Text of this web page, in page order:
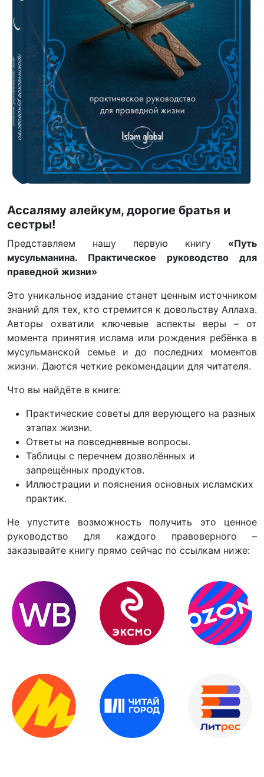
Ассаляму алейкум, дорогие братья и
сестры!
Представляем нашу первую книгу «Путь
мусульманина. Практическое руководство для
праведной жизни»
Это уникальное издание станет ценным источником
знаний для тех, кто стремится к довольству Аллаха.
Авторы охватили ключевые аспекты веры – от
момента принятия ислама или рождения ребёнка в
мусульманской семье и до последних моментов
жизни. Даются четкие рекомендации для читателя.
Что вы найдёте в книге:
Практические советы для верующего на разных
этапах жизни.
Ответы на повседневные вопросы.
Таблицы с перечнем дозволённых и
запрещённых продуктов.
Иллюстрации и пояснения основных исламских
практик.
Не упустите возможность получить это ценное
руководство для каждого правоверного –
заказывайте книгу прямо сейчас по ссылкам ниже: